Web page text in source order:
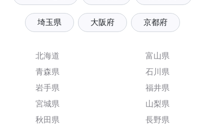
埼玉県 大阪府 京都府
北海道
青森県
岩手県
宮城県
秋田県
富山県
石川県
福井県
山梨県
長野県